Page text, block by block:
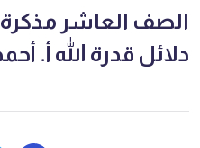
الصف العاشر مذكرة
دلائل قدرة الله أ.